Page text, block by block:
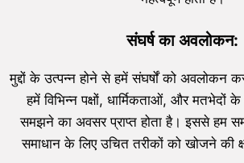
संघर्ष का अवलोकन:
मुद्दों के उत्पन्न होने से हमें संघर्षों को अवलोकन
हमें विभिन्न पक्षों, धार्मिकताओं, और मतभेदों
समझने का अवसर प्राप्त होता है। इससे हम
समाधान के लिए उचित तरीकों को खोजने की